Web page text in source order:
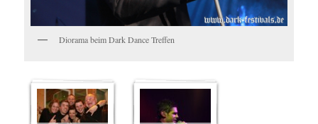
Diorama beim Dark Dance Treffen